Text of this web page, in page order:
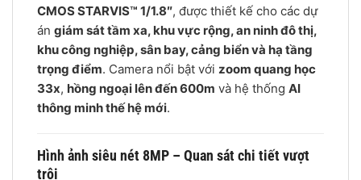
CMOS STARVIS™ 1/1.8″, được thiết kế cho các dự
án giám sát tầm xa, khu vực rộng, an ninh đô thị,
khu công nghiệp, sân bay, cảng biển và hạ tầng
trọng điểm. Camera nổi bật với zoom quang học
33x, hồng ngoại lên đến 600m và hệ thống AI
thông minh thế hệ mới.
Hình ảnh siêu nét 8MP – Quan sát chi tiết vượt
trội